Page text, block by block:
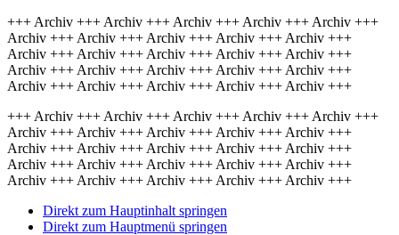
+++ Archiv +++ Archiv +++ Archiv +++ Archiv +++ Archiv +++
Archiv +++ Archiv +++ Archiv +++ Archiv +++ Archiv +++
Archiv +++ Archiv +++ Archiv +++ Archiv +++ Archiv +++
Archiv +++ Archiv +++ Archiv +++ Archiv +++ Archiv +++
Archiv +++ Archiv +++ Archiv +++ Archiv +++ Archiv +++
+++ Archiv +++ Archiv +++ Archiv +++ Archiv +++ Archiv +++
Archiv +++ Archiv +++ Archiv +++ Archiv +++ Archiv +++
Archiv +++ Archiv +++ Archiv +++ Archiv +++ Archiv +++
Archiv +++ Archiv +++ Archiv +++ Archiv +++ Archiv +++
Archiv +++ Archiv +++ Archiv +++ Archiv +++ Archiv +++
Direkt zum Hauptinhalt springen
Direkt zum Hauptmenü springen